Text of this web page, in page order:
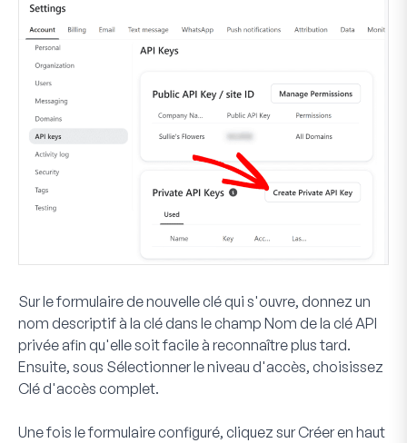
Sur le formulaire de nouvelle clé qui s'ouvre, donnez un
nom descriptif à la clé dans le champ Nom de la clé API
privéeafin qu'elle soit facile à reconnaître plus tard.
Ensuite, sous Sélectionner le niveau d'accès, choisissez
Clé d'accès complet.
Une fois le formulaire configuré, cliquez sur Créeren haut